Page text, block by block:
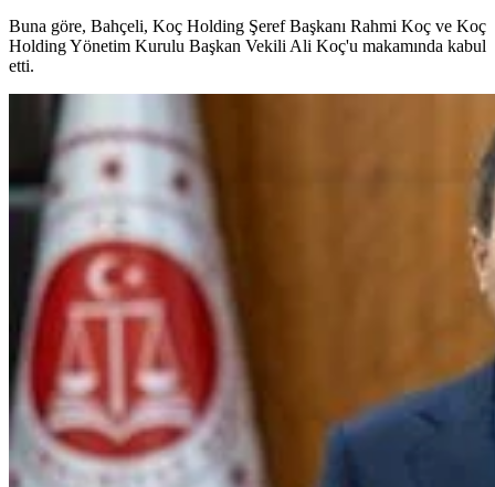
Buna göre, Bahçeli, Koç Holding Şeref Başkanı Rahmi Koç ve Koç
Holding Yönetim Kurulu Başkan Vekili Ali Koç'u makamında kabul
etti.